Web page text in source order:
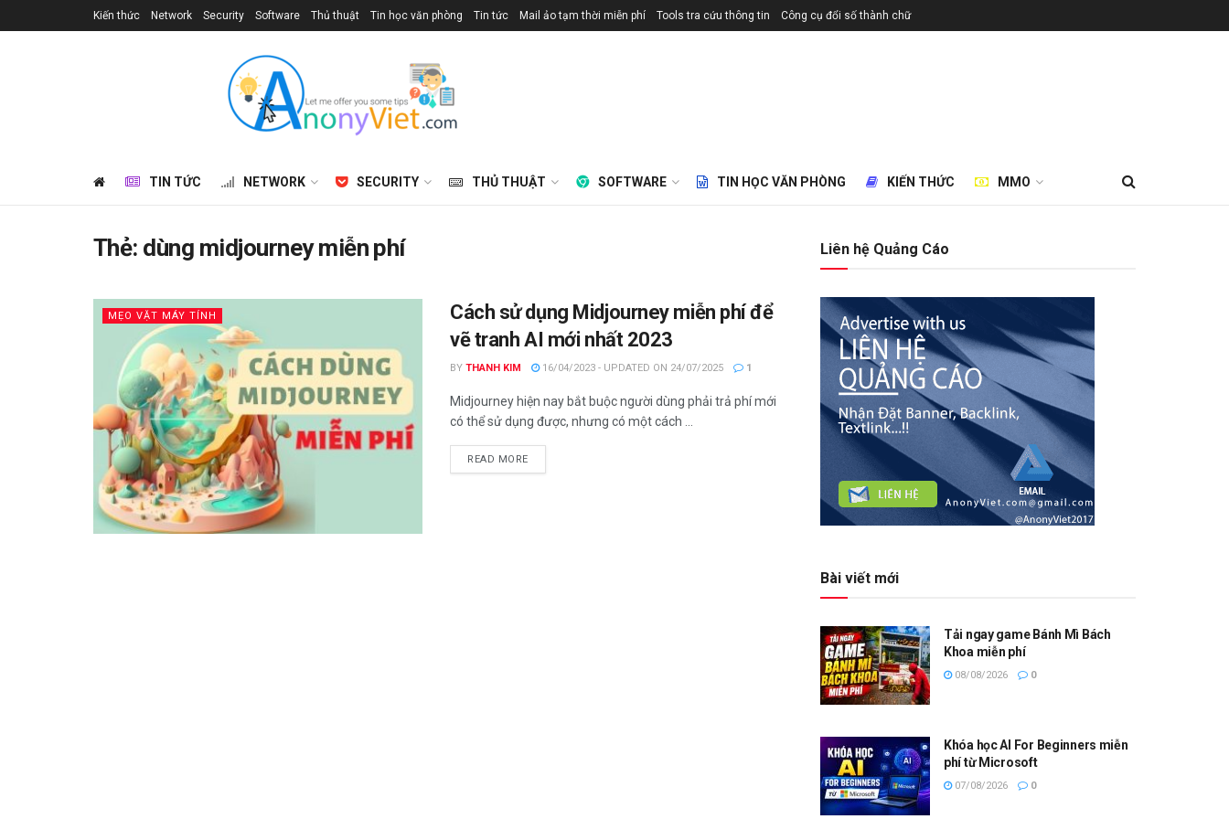
Kiến thức Network Security Software Thủ thuật Tin học văn phòng Tin tức Mail ảo tạm thời miễn phí Tools tra cứu thông tin Công cụ đổi số thành chữ
TIN TỨC NETWORK SECURITY THỦ THUẬT SOFTWARE TIN HỌC VĂN PHÒNG KIẾN THỨC MMO
Thẻ: dùng midjourney miễn phí
MẸO VẶT MÁY TÍNH
Cách sử dụng Midjourney miễn phí để
vẽ tranh AI mới nhất 2023
BY THANH KIM 16/04/2023 - UPDATED ON 24/07/2025 1
Midjourney hiện nay bắt buộc người dùng phải trả phí mới
có thể sử dụng được, nhưng có một cách ...
READ MOREDETAILS
Liên hệ Quảng Cáo
Bài viết mới
Tải ngay game Bánh Mì Bách
Khoa miễn phí
08/08/2026 0
Khóa học AI For Beginners miễn
phí từ Microsoft
07/08/2026 0